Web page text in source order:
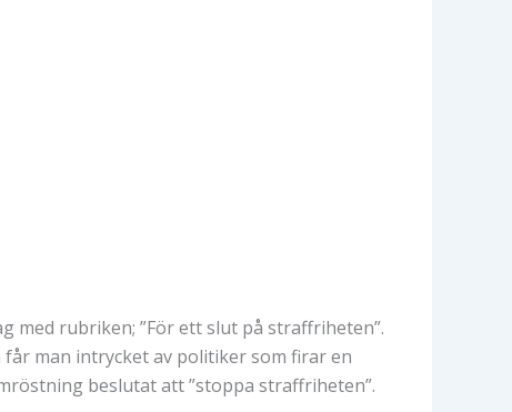
med rubriken; ”För ett slut på straffriheten”.
man intrycket av politiker som firar en
beslutat att ”stoppa straffriheten”.